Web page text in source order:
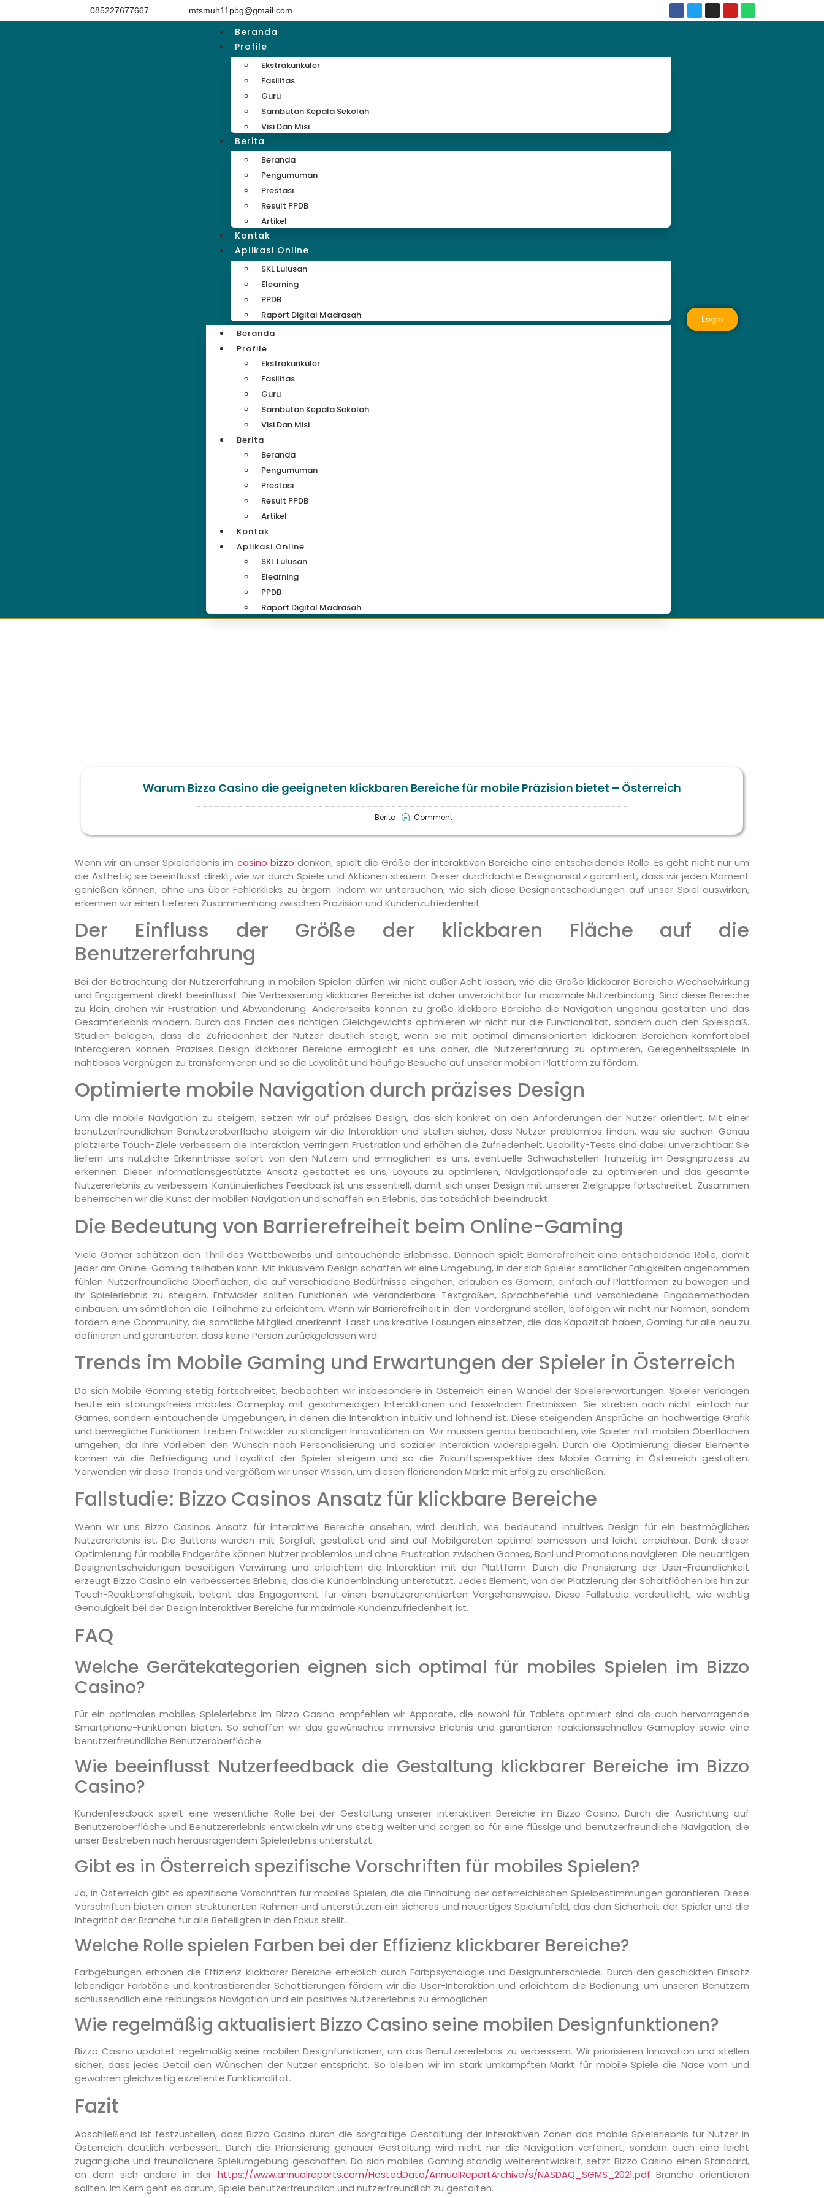
085227677667 mtsmuh11pbg@gmail.com
Beranda
Profile
Ekstrakurikuler
Fasilitas
Guru
Sambutan Kepala Sekolah
Visi Dan Misi
Berita
Beranda
Pengumuman
Prestasi
Result PPDB
Artikel
Kontak
Aplikasi Online
SKL Lulusan
Elearning
PPDB
Raport Digital Madrasah
Beranda
Profile
Ekstrakurikuler
Fasilitas
Guru
Sambutan Kepala Sekolah
Visi Dan Misi
Berita
Beranda
Pengumuman
Prestasi
Result PPDB
Artikel
Kontak
Aplikasi Online
SKL Lulusan
Elearning
PPDB
Raport Digital Madrasah
Login
Warum Bizzo Casino die geeigneten klickbaren Bereiche für mobile Präzision bietet – Österreich
Berita Comment
Wenn wir an unser Spielerlebnis im casino bizzo denken, spielt die Größe der interaktiven Bereiche eine entscheidende Rolle. Es geht nicht nur um
die Ästhetik; sie beeinflusst direkt, wie wir durch Spiele und Aktionen steuern. Dieser durchdachte Designansatz garantiert, dass wir jeden Moment
genießen können, ohne uns über Fehlerklicks zu ärgern. Indem wir untersuchen, wie sich diese Designentscheidungen auf unser Spiel auswirken,
erkennen wir einen tieferen Zusammenhang zwischen Präzision und Kundenzufriedenheit.
Der Einfluss der Größe der klickbaren Fläche auf die
Benutzererfahrung
Bei der Betrachtung der Nutzererfahrung in mobilen Spielen dürfen wir nicht außer Acht lassen, wie die Größe klickbarer Bereiche Wechselwirkung
und Engagement direkt beeinflusst. Die Verbesserung klickbarer Bereiche ist daher unverzichtbar für maximale Nutzerbindung. Sind diese Bereiche
zu klein, drohen wir Frustration und Abwanderung. Andererseits können zu große klickbare Bereiche die Navigation ungenau gestalten und das
Gesamterlebnis mindern. Durch das Finden des richtigen Gleichgewichts optimieren wir nicht nur die Funktionalität, sondern auch den Spielspaß.
Studien belegen, dass die Zufriedenheit der Nutzer deutlich steigt, wenn sie mit optimal dimensionierten klickbaren Bereichen komfortabel
interagieren können. Präzises Design klickbarer Bereiche ermöglicht es uns daher, die Nutzererfahrung zu optimieren, Gelegenheitsspiele in
nahtloses Vergnügen zu transformieren und so die Loyalität und häufige Besuche auf unserer mobilen Plattform zu fördern.
Optimierte mobile Navigation durch präzises Design
Um die mobile Navigation zu steigern, setzen wir auf präzises Design, das sich konkret an den Anforderungen der Nutzer orientiert. Mit einer
benutzerfreundlichen Benutzeroberfläche steigern wir die Interaktion und stellen sicher, dass Nutzer problemlos finden, was sie suchen. Genau
platzierte Touch-Ziele verbessern die Interaktion, verringern Frustration und erhöhen die Zufriedenheit. Usability-Tests sind dabei unverzichtbar: Sie
liefern uns nützliche Erkenntnisse sofort von den Nutzern und ermöglichen es uns, eventuelle Schwachstellen frühzeitig im Designprozess zu
erkennen. Dieser informationsgestützte Ansatz gestattet es uns, Layouts zu optimieren, Navigationspfade zu optimieren und das gesamte
Nutzererlebnis zu verbessern. Kontinuierliches Feedback ist uns essentiell, damit sich unser Design mit unserer Zielgruppe fortschreitet. Zusammen
beherrschen wir die Kunst der mobilen Navigation und schaffen ein Erlebnis, das tatsächlich beeindruckt.
Die Bedeutung von Barrierefreiheit beim Online-Gaming
Viele Gamer schätzen den Thrill des Wettbewerbs und eintauchende Erlebnisse. Dennoch spielt Barrierefreiheit eine entscheidende Rolle, damit
jeder am Online-Gaming teilhaben kann. Mit inklusivem Design schaffen wir eine Umgebung, in der sich Spieler sämtlicher Fähigkeiten angenommen
fühlen. Nutzerfreundliche Oberflächen, die auf verschiedene Bedürfnisse eingehen, erlauben es Gamern, einfach auf Plattformen zu bewegen und
ihr Spielerlebnis zu steigern. Entwickler sollten Funktionen wie veränderbare Textgrößen, Sprachbefehle und verschiedene Eingabemethoden
einbauen, um sämtlichen die Teilnahme zu erleichtern. Wenn wir Barrierefreiheit in den Vordergrund stellen, befolgen wir nicht nur Normen, sondern
fördern eine Community, die sämtliche Mitglied anerkennt. Lasst uns kreative Lösungen einsetzen, die das Kapazität haben, Gaming für alle neu zu
definieren und garantieren, dass keine Person zurückgelassen wird.
Trends im Mobile Gaming und Erwartungen der Spieler in Österreich
Da sich Mobile Gaming stetig fortschreitet, beobachten wir insbesondere in Österreich einen Wandel der Spielererwartungen. Spieler verlangen
heute ein störungsfreies mobiles Gameplay mit geschmeidigen Interaktionen und fesselnden Erlebnissen. Sie streben nach nicht einfach nur
Games, sondern eintauchende Umgebungen, in denen die Interaktion intuitiv und lohnend ist. Diese steigenden Ansprüche an hochwertige Grafik
und bewegliche Funktionen treiben Entwickler zu ständigen Innovationen an. Wir müssen genau beobachten, wie Spieler mit mobilen Oberflächen
umgehen, da ihre Vorlieben den Wunsch nach Personalisierung und sozialer Interaktion widerspiegeln. Durch die Optimierung dieser Elemente
können wir die Befriedigung und Loyalität der Spieler steigern und so die Zukunftsperspektive des Mobile Gaming in Österreich gestalten.
Verwenden wir diese Trends und vergrößern wir unser Wissen, um diesen florierenden Markt mit Erfolg zu erschließen.
Fallstudie: Bizzo Casinos Ansatz für klickbare Bereiche
Wenn wir uns Bizzo Casinos Ansatz für interaktive Bereiche ansehen, wird deutlich, wie bedeutend intuitives Design für ein bestmögliches
Nutzererlebnis ist. Die Buttons wurden mit Sorgfalt gestaltet und sind auf Mobilgeräten optimal bemessen und leicht erreichbar. Dank dieser
Optimierung für mobile Endgeräte können Nutzer problemlos und ohne Frustration zwischen Games, Boni und Promotions navigieren. Die neuartigen
Designentscheidungen beseitigen Verwirrung und erleichtern die Interaktion mit der Plattform. Durch die Priorisierung der User-Freundlichkeit
erzeugt Bizzo Casino ein verbessertes Erlebnis, das die Kundenbindung unterstützt. Jedes Element, von der Platzierung der Schaltflächen bis hin zur
Touch-Reaktionsfähigkeit, betont das Engagement für einen benutzerorientierten Vorgehensweise. Diese Fallstudie verdeutlicht, wie wichtig
Genauigkeit bei der Design interaktiver Bereiche für maximale Kundenzufriedenheit ist.
FAQ
Welche Gerätekategorien eignen sich optimal für mobiles Spielen im Bizzo
Casino?
Für ein optimales mobiles Spielerlebnis im Bizzo Casino empfehlen wir Apparate, die sowohl für Tablets optimiert sind als auch hervorragende
Smartphone-Funktionen bieten. So schaffen wir das gewünschte immersive Erlebnis und garantieren reaktionsschnelles Gameplay sowie eine
benutzerfreundliche Benutzeroberfläche.
Wie beeinflusst Nutzerfeedback die Gestaltung klickbarer Bereiche im Bizzo
Casino?
Kundenfeedback spielt eine wesentliche Rolle bei der Gestaltung unserer interaktiven Bereiche im Bizzo Casino. Durch die Ausrichtung auf
Benutzeroberfläche und Benutzererlebnis entwickeln wir uns stetig weiter und sorgen so für eine flüssige und benutzerfreundliche Navigation, die
unser Bestreben nach herausragendem Spielerlebnis unterstützt.
Gibt es in Österreich spezifische Vorschriften für mobiles Spielen?
Ja, in Österreich gibt es spezifische Vorschriften für mobiles Spielen, die die Einhaltung der österreichischen Spielbestimmungen garantieren. Diese
Vorschriften bieten einen strukturierten Rahmen und unterstützen ein sicheres und neuartiges Spielumfeld, das den Sicherheit der Spieler und die
Integrität der Branche für alle Beteiligten in den Fokus stellt.
Welche Rolle spielen Farben bei der Effizienz klickbarer Bereiche?
Farbgebungen erhöhen die Effizienz klickbarer Bereiche erheblich durch Farbpsychologie und Designunterschiede. Durch den geschickten Einsatz
lebendiger Farbtöne und kontrastierender Schattierungen fördern wir die User-Interaktion und erleichtern die Bedienung, um unseren Benutzern
schlussendlich eine reibungslos Navigation und ein positives Nutzererlebnis zu ermöglichen.
Wie regelmäßig aktualisiert Bizzo Casino seine mobilen Designfunktionen?
Bizzo Casino updatet regelmäßig seine mobilen Designfunktionen, um das Benutzererlebnis zu verbessern. Wir priorisieren Innovation und stellen
sicher, dass jedes Detail den Wünschen der Nutzer entspricht. So bleiben wir im stark umkämpften Markt für mobile Spiele die Nase vorn und
gewähren gleichzeitig exzellente Funktionalität.
Fazit
Abschließend ist festzustellen, dass Bizzo Casino durch die sorgfältige Gestaltung der interaktiven Zonen das mobile Spielerlebnis für Nutzer in
Österreich deutlich verbessert. Durch die Priorisierung genauer Gestaltung wird nicht nur die Navigation verfeinert, sondern auch eine leicht
zugängliche und freundlichere Spielumgebung geschaffen. Da sich mobiles Gaming ständig weiterentwickelt, setzt Bizzo Casino einen Standard,
an dem sich andere in der https://www.annualreports.com/HostedData/AnnualReportArchive/s/NASDAQ_SGMS_2021.pdf Branche orientieren
sollten. Im Kern geht es darum, Spiele benutzerfreundlich und nutzerfreundlich zu gestalten.